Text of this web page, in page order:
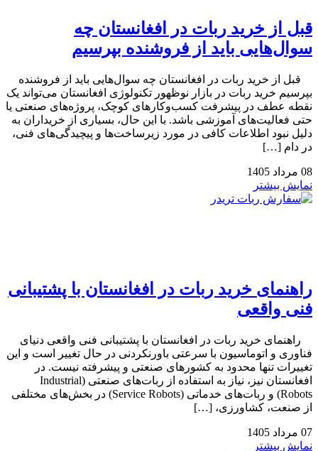
قبل از خرید ربات در افغانستان چه
سوال‌هایی باید از فروشنده بپرسیم
قبل از خرید ربات در افغانستان چه سوال‌هایی باید از فروشنده
بپرسیم خرید ربات در بازار نوظهور تکنولوژی افغانستان می‌تواند یک
نقطه عطف در پیشرفت کسب‌وکارهای کوچک، پروژه‌های صنعتی یا
حتی فعالیت‌های آموزشی باشد. با این حال، بسیاری از خریداران به
دلیل نبود اطلاعات کافی در مورد زیرساخت‌ها و پیچیدگی‌های فنی،
در دام […]
08 مرداد 1405
نمایش بیشتر
راهنمای خرید ربات در افغانستان با پشتیبانی
فنی واقعی
راهنمای خرید ربات در افغانستان با پشتیبانی فنی واقعی دنیای
فناوری و اتوماسیون با سرعتی باورنکردنی در حال تغییر است و این
تغییرات تنها محدود به کشورهای صنعتی و پیشرفته نیست. در
افغانستان نیز، نیاز به استفاده از ربات‌های صنعتی (Industrial
Robots) و ربات‌های خدماتی (Service Robots) در بخش‌های مختلفی
از صنعت، کشاورزی، […]
07 مرداد 1405
نمایش بیشتر